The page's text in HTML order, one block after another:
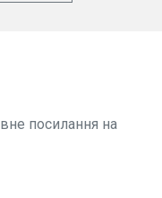
посилання на